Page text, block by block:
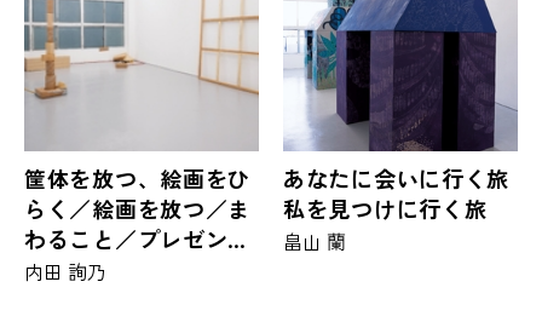
筐体を放つ、絵画をひ
らく／絵画を放つ／ま
わること／プレゼンス
／管 | 放ちおわり
内田 詢乃
あなたに会いに行く旅
私を見つけに行く旅
畠山 蘭